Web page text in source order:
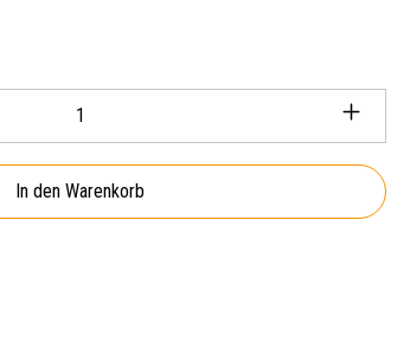
den gewünschten Wert ein oder
In den Warenkorb